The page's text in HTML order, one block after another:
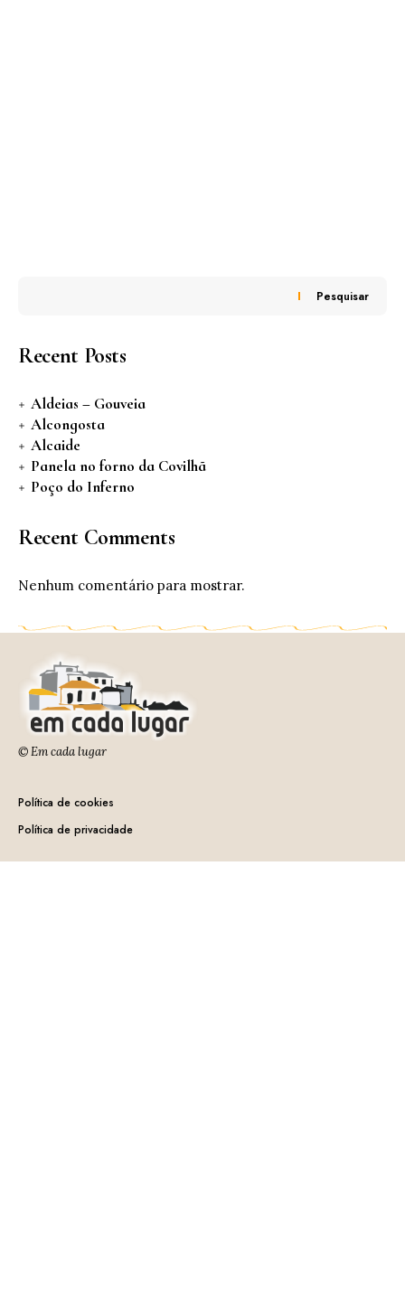
Pesquisar
Recent Posts
Aldeias – Gouveia
Alcongosta
Alcaide
Panela no forno da Covilhã
Poço do Inferno
Recent Comments
Nenhum comentário para mostrar.
© Em cada lugar
Política de cookies
Política de privacidade